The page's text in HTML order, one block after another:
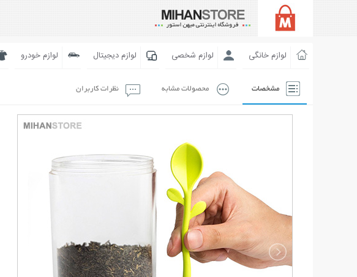
لوازم خانگی لوازم شخصی لوازم دیجیتال لوازم خودرو
مشخصات محصولات مشابه نظرات کاربران